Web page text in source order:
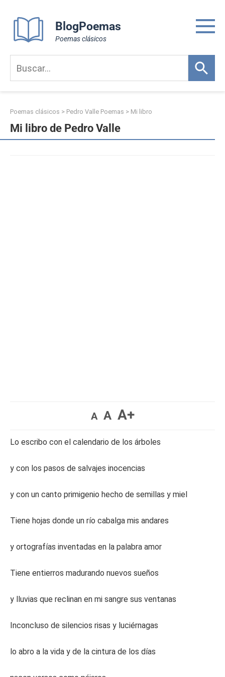
content
BlogPoemas
Poemas clásicos
Poemas clásicos > Pedro Valle Poemas > Mi libro
Mi libro de Pedro Valle
A A A+
Lo escribo con el calendario de los árboles
y con los pasos de salvajes inocencias
y con un canto primigenio hecho de semillas y miel
Tiene hojas donde un río cabalga mis andares
y ortografías inventadas en la palabra amor
Tiene entierros madurando nuevos sueños
y lluvias que reclinan en mi sangre sus ventanas
Inconcluso de silencios risas y luciérnagas
lo abro a la vida y de la cintura de los días